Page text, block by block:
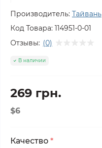
Производитель: Тайвань
Код Товара: 114951-0-01
Отзывы: (0)
В наличии
269 грн.
$6
Качество *